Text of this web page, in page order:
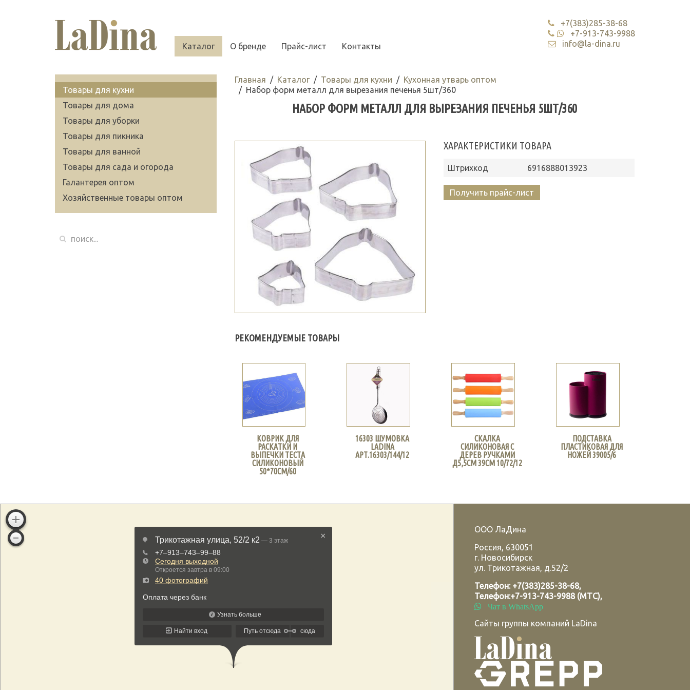
Каталог О бренде Прайс-лист Контакты
+7(383)285-38-68
+7-913-743-9988
info@la-dina.ru
Главная Каталог Товары для кухни
Кухонная утварь оптом
Набор форм металл для вырезания печенья 5шт/360
НАБОР ФОРМ МЕТАЛЛ ДЛЯ ВЫРЕЗАНИЯ ПЕЧЕНЬЯ 5ШТ/360
ХАРАКТЕРИСТИКИ ТОВАРА
Штрихкод 6916888013923
Получить прайс-лист
РЕКОМЕНДУЕМЫЕ ТОВАРЫ
КОВРИК ДЛЯ
РАСКАТКИ И
ВЫПЕЧКИ ТЕСТА
СИЛИКОНОВЫЙ
50*70СМ/60
16303 ШУМОВКА
LADINA
АРТ.16303/144/12
СКАЛКА
СИЛИКОНОВАЯ С
ДЕРЕВ РУЧКАМИ
Д5,5СМ 39СМ 10/72/12
ПОДСТАВКА
ПЛАСТИКОВАЯ ДЛЯ
НОЖЕЙ 39005/6
Товары для кухни
Товары для дома
Товары для уборки
Товары для пикника
Товары для ванной
Товары для сада и огорода
Галантерея оптом
Хозяйственные товары оптом
ООО ЛаДина
Россия, 630051
г. Новосибирск
ул. Трикотажная, д.52/2
Телефон: +7(383)285-38-68,
Телефон:+7-913-743-9988 (МТС),
Чат в WhatsApp
Сайты группы компаний LaDina